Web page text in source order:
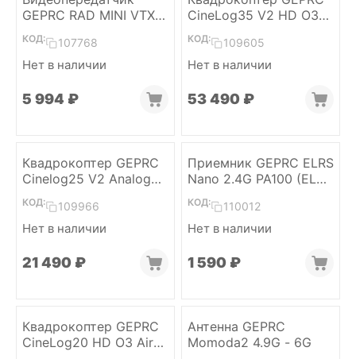
GEPRC RAD MINI VTX
5,8 ГГц 1 Вт
КОД: 107768
Нет в наличии
5 994 ₽
CineLog35 V2 HD O3
Air Unit (GPS, ELRS 2.4)
КОД: 109605
Нет в наличии
53 490 ₽
Квадрокоптер GEPRC
Cinelog25 V2 Analog
(GPS, ELRS 2.4)
КОД: 109966
Нет в наличии
21 490 ₽
Приемник GEPRC ELRS
Nano 2.4G PA100 (ELRS
2.4)
КОД: 110012
Нет в наличии
1 590 ₽
Квадрокоптер GEPRC
CineLog20 HD O3 Air
Антенна GEPRC
Momoda2 4.9G - 6G